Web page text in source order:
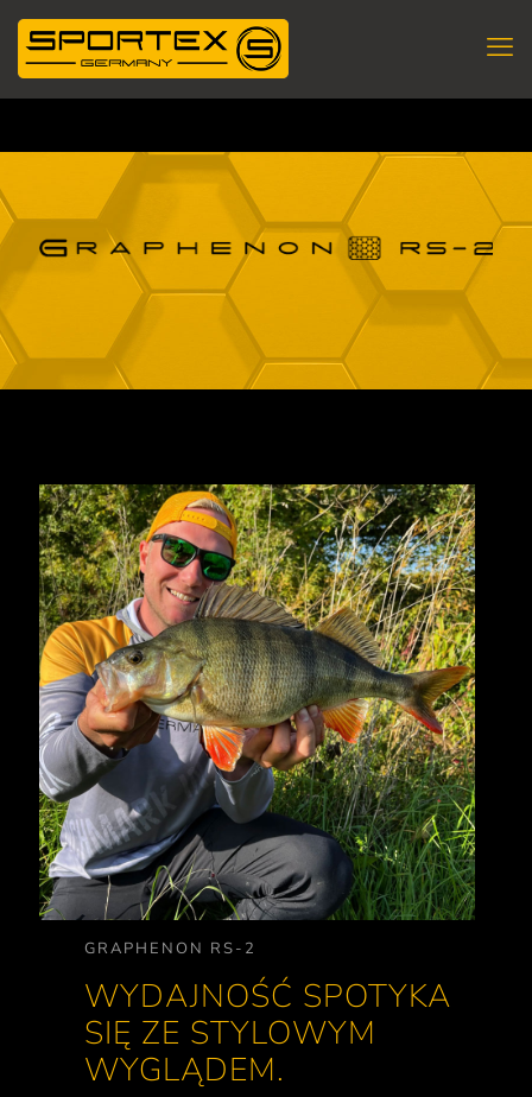
GRAPHENON RS-2
WYDAJNOŚĆ SPOTYKA
SIĘ ZE STYLOWYM
WYGLĄDEM.